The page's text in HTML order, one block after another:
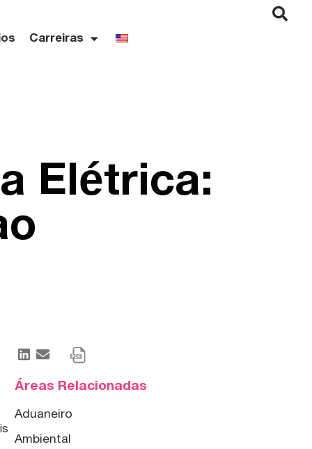
Carreiras
Elétrica:
Áreas Relacionadas
Aduaneiro
Ambiental